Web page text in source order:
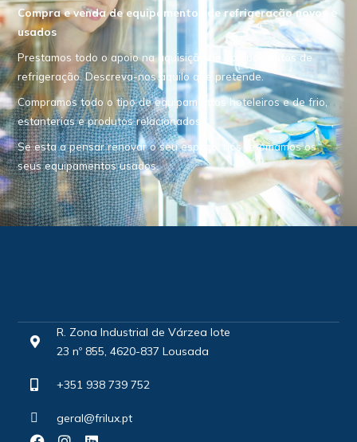
Compra e venda de equipamentos de refrigeração novos e
usados
Prestamos todo o apoio na aquisição de equipamentos de
refrigeração. Descreva-nos aquilo que pretende.
Compramos todo o tipo de equipamentos hoteleiros e de frio,
estanterias e produtos relacionados.
Se esta a pensar renovar o seu espaço, nós retomamos os
seus equipamentos usados.
R. Zona Industrial de Várzea lote
23 nº 855, 4620-837 Lousada
+351 938 739 752
geral@frilux.pt